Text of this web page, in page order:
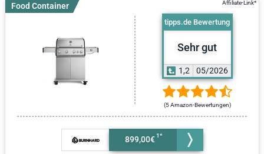
Food Container
899,00€
tipps.de Bewertung
Sehr gut
1,2 05/2026
(5 Amazon-Bewertungen)